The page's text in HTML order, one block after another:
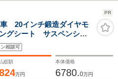
PR
20インチ鍛造ダイヤモ
グシート サスペンショ
テアリング フロントバ
ドアトリム+内装フルカ
相談可
総額
万円
本体価格
6780.0万円